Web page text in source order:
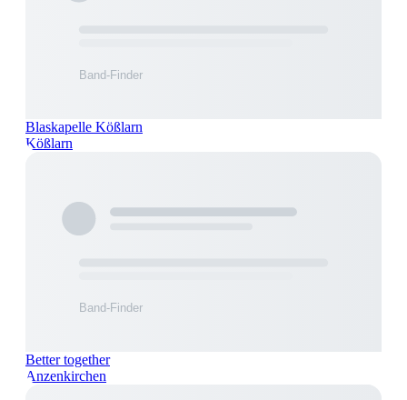
Blaskapelle Kößlarn
Kößlarn
Better together
Anzenkirchen